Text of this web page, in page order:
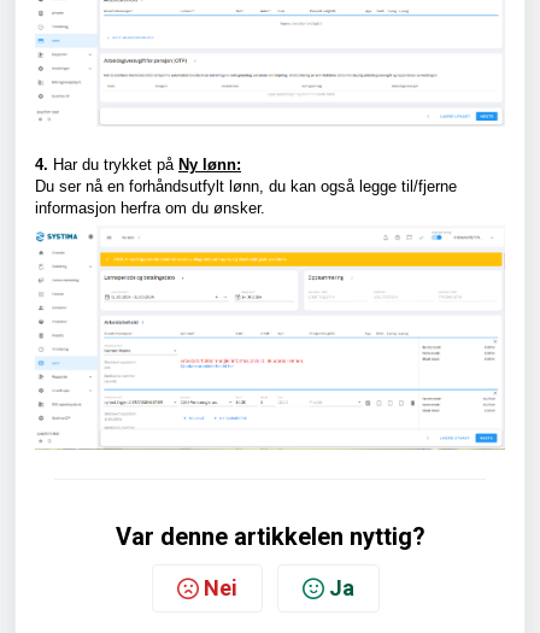
4. Har du trykket på Ny lønn:
Du ser nå en forhåndsutfylt lønn, du kan også legge til/fjerne
informasjon herfra om du ønsker.
Var denne artikkelen nyttig?
Nei Ja